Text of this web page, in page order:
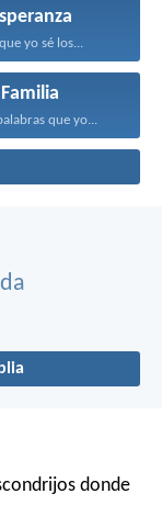
yo sé los...
Familia
que yo...
donde